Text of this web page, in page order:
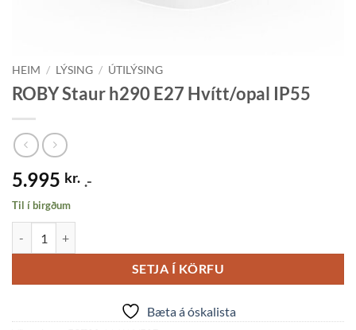
HEIM / LÝSING / ÚTILÝSING
ROBY Staur h290 E27 Hvítt/opal IP55
5.995 kr. .-
Til í birgðum
SETJA Í KÖRFU
Bæta á óskalista